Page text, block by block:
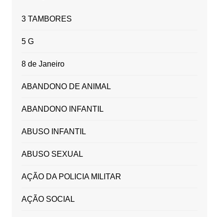
3 TAMBORES
5 G
8 de Janeiro
ABANDONO DE ANIMAL
ABANDONO INFANTIL
ABUSO INFANTIL
ABUSO SEXUAL
AÇÃO DA POLICIA MILITAR
AÇÃO SOCIAL